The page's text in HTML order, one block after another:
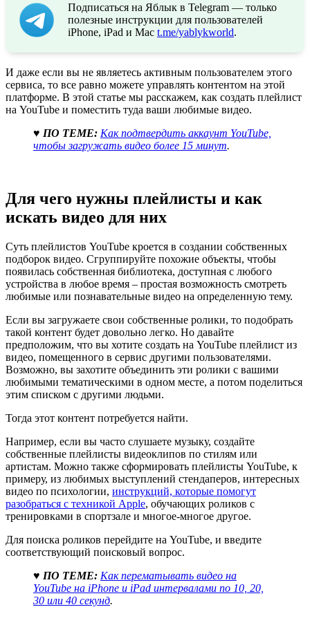
Подписаться на Яблык в Telegram — только
полезные инструкции для пользователей
iPhone, iPad и Mac t.me/yablykworld.
И даже если вы не являетесь активным пользователем этого
сервиса, то все равно можете управлять контентом на этой
платформе. В этой статье мы расскажем, как создать плейлист
на YouTube и поместить туда ваши любимые видео.
♥ ПО ТЕМЕ: Как подтвердить аккаунт YouTube,
чтобы загружать видео более 15 минут.
Для чего нужны плейлисты и как
искать видео для них
Суть плейлистов YouTube кроется в создании собственных
подборок видео. Сгруппируйте похожие объекты, чтобы
появилась собственная библиотека, доступная с любого
устройства в любое время – простая возможность смотреть
любимые или познавательные видео на определенную тему.
Если вы загружаете свои собственные ролики, то подобрать
такой контент будет довольно легко. Но давайте
предположим, что вы хотите создать на YouTube плейлист из
видео, помещенного в сервис другими пользователями.
Возможно, вы захотите объединить эти ролики с вашими
любимыми тематическими в одном месте, а потом поделиться
этим списком с другими людьми.
Тогда этот контент потребуется найти.
Например, если вы часто слушаете музыку, создайте
собственные плейлисты видеоклипов по стилям или
артистам. Можно также сформировать плейлисты YouTube, к
примеру, из любимых выступлений стендаперов, интересных
видео по психологии, инструкций, которые помогут
разобраться с техникой Apple, обучающих роликов с
тренировками в спортзале и многое-многое другое.
Для поиска роликов перейдите на YouTube, и введите
соответствующий поисковый вопрос.
♥ ПО ТЕМЕ: Как перематывать видео на
YouTube на iPhone и iPad интервалами по 10, 20,
30 или 40 секунд.